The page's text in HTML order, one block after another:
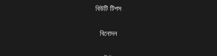
বিউটি টিপস
বিনোদন